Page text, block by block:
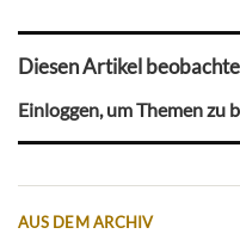
Diesen Artikel
Einloggen, um Themen zu
AUS DEM ARCHIV